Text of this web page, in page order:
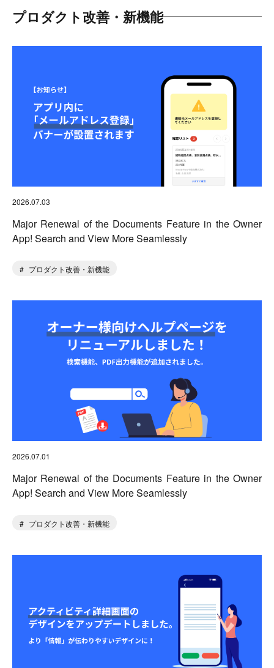
プロダクト改善・新機能
2026.07.03
Major Renewal of the Documents Feature in the Owner
App! Search and View More Seamlessly
プロダクト改善・新機能
2026.07.01
Major Renewal of the Documents Feature in the Owner
App! Search and View More Seamlessly
プロダクト改善・新機能